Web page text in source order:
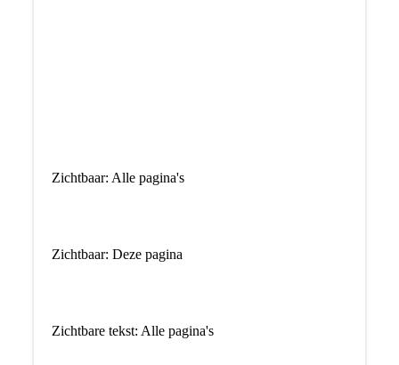
Zichtbaar: Alle pagina's
Zichtbaar: Deze pagina
Zichtbare tekst: Alle pagina's